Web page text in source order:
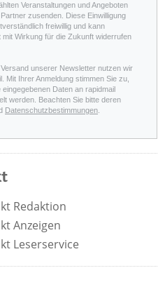
Veranstaltungen und Angeboten
zusenden. Diese Einwilligung
freiwillig und kann
mit Wirkung für die Zukunft widerrufen
Versand unserer Newsletter nutzen wir
Mit Ihrer Anmeldung stimmen Sie zu,
eingegebenen Daten an rapidmail
werden. Beachten Sie bitte deren
Datenschutzbestimmungen
Redaktion
Anzeigen
Leserservice